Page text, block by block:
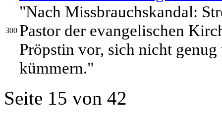
300
"Nach Missbrauchskandal:
Pastor der evangelischen
Pröpstin vor, sich nicht
kümmern."
Seite 15 von 42